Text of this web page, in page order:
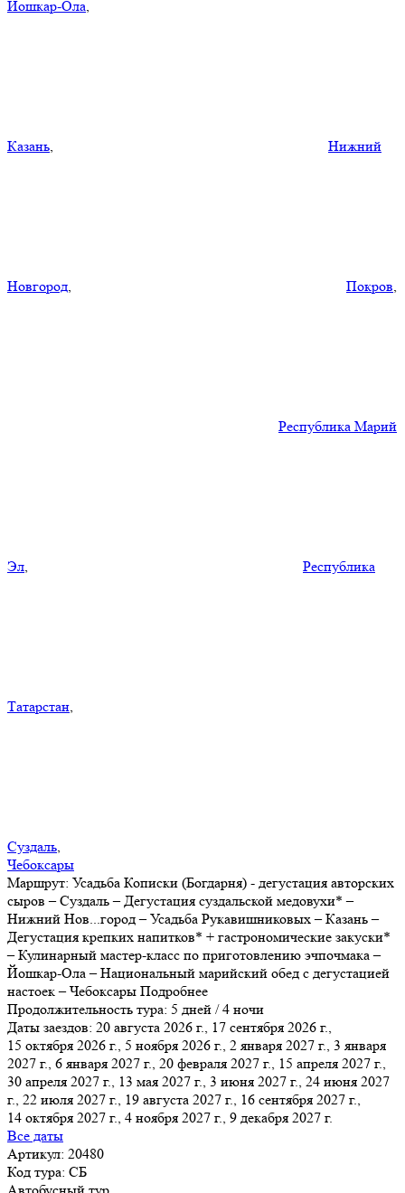
Йошкар-Ола
Казань Нижний
Новгород Покров
Республика Марий
Эл Республика
Татарстан
Суздаль
Чебоксары
Маршрут: Усадьба Кописки (Богдарня) - дегустация авторских
сыров – Суздаль – Дегустация суздальской медовухи* –
Нижний Нов
город – Усадьба Рукавишниковых – Казань –
Дегустация крепких напитков* + гастрономические закуски*
– Кулинарный мастер-класс по приготовлению эчпочмака –
Йошкар-Ола – Национальный марийский обед с дегустацией
настоек – Чебоксары Подробнее
Продолжительность тура: 5 дней / 4 ночи
Даты заездов: 20 августа 2026 г., 17 сентября 2026 г.,
15 октября 2026 г., 5 ноября 2026 г., 2 января 2027 г., 3 января
2027 г., 6 января 2027 г. , 20 февраля 2027 г., 15 апреля 2027 г.,
30 апреля 2027 г., 13 мая 2027 г., 3 июня 2027 г., 24 июня 2027
г., 22 июля 2027 г., 19 августа 2027 г., 16 сентября 2027 г.,
14 октября 2027 г., 4 ноября 2027 г., 9 декабря 2027 г.
Все даты
Артикул: 20480
Код тура: СБ